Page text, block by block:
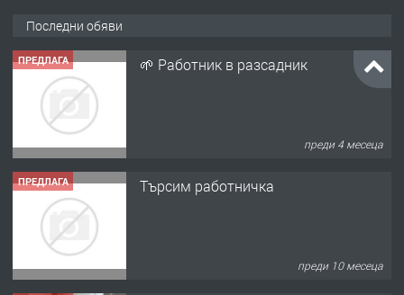
Последни обяви
ПРЕДЛАГА 🌱 Работник в разсадник
преди 4 месеца
ПРЕДЛАГА Търсим работничка
преди 10 месеца